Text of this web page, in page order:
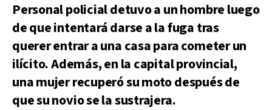
Personal policial detuvo a un hombre luego
de que intentará darse a la fuga tras
querer entrar a una casa para cometer un
ilícito. Además, en la capital provincial,
una mujer recuperó su moto después de
que su novio se la sustrajera.